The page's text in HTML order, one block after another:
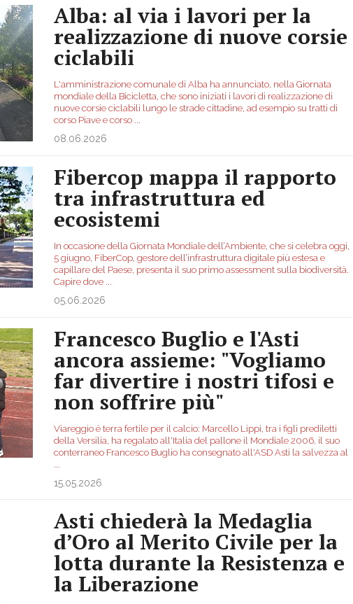
Alba: al via i lavori per la
realizzazione di nuove corsie
ciclabili
L'amministrazione comunale di Alba ha annunciato, nella Giornata
mondiale della Bicicletta, che sono iniziati i lavori di realizzazione di
nuove corsie ciclabili lungo le strade cittadine, ad esempio su tratti di
corso Piave e corso
08.06.2026
Fibercop mappa il rapporto
tra infrastruttura ed
ecosistemi
In occasione della Giornata Mondiale dell’Ambiente, che si celebra oggi,
5 giugno, FiberCop, gestore dell’infrastruttura digitale più estesa e
capillare del Paese, presenta il suo primo assessment sulla biodiversità.
Capire dove
05.06.2026
Francesco Buglio e l'Asti
ancora assieme: "Vogliamo
far divertire i nostri tifosi e
non soffrire più"
Viareggio è terra fertile per il calcio: Marcello Lippi, tra i figli prediletti
della Versilia, ha regalato all'Italia del pallone il Mondiale 2006, il suo
conterraneo Francesco Buglio ha consegnato all'ASD Asti la salvezza al
15.05.2026
Asti chiederà la Medaglia
d’Oro al Merito Civile per la
lotta durante la Resistenza e
la Liberazione